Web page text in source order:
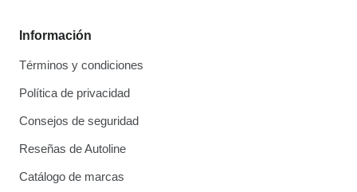
Información
Términos y condiciones
Política de privacidad
Consejos de seguridad
Reseñas de Autoline
Catálogo de marcas